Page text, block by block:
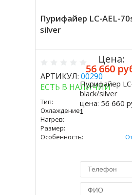
Пурифайер LC-AEL-
silver
АРТИКУЛ: 00290
ЕСТЬ В НАЛИЧИИ
Тип:
Охлаждение:
Нагрев:
Размер:
Особенность:
Цена:
56 660
Купить
Пурифайер
black/silver
цена: 56 660